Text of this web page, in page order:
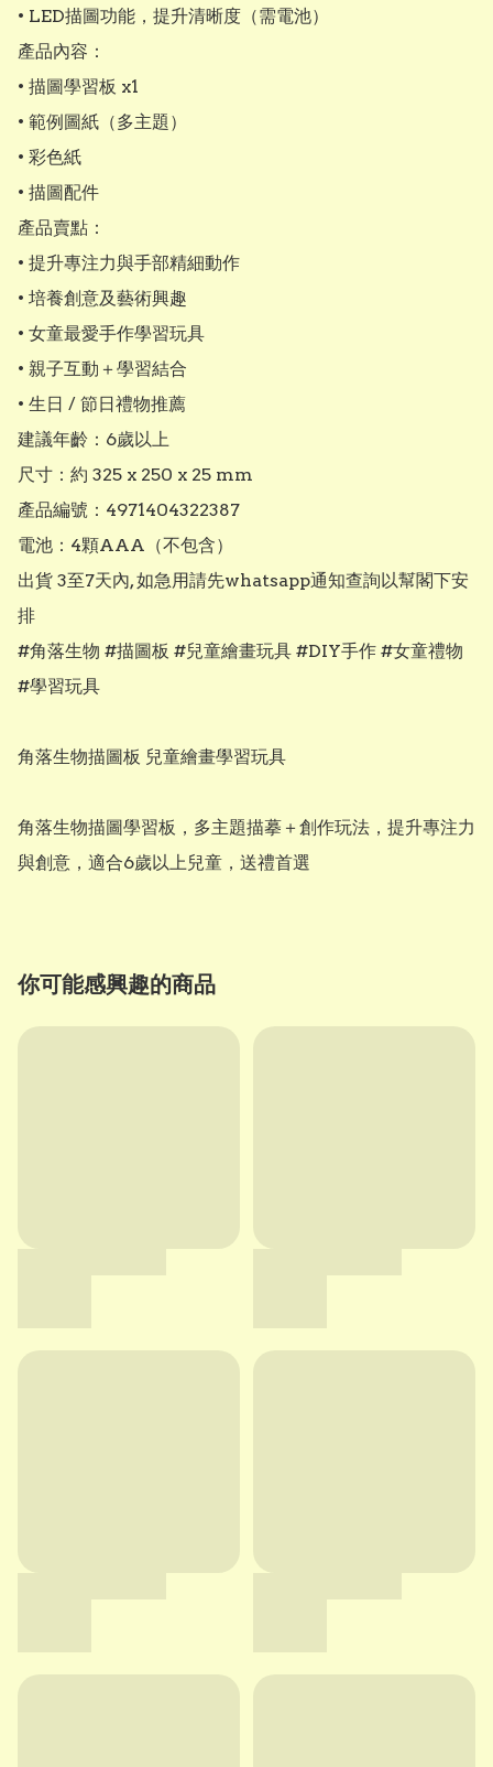
• LED描圖功能，提升清晰度（需電池）
產品內容：
• 描圖學習板 x1
• 範例圖紙（多主題）
• 彩色紙
• 描圖配件
產品賣點：
• 提升專注力與手部精細動作
• 培養創意及藝術興趣
• 女童最愛手作學習玩具
• 親子互動＋學習結合
• 生日 / 節日禮物推薦
建議年齡：6歲以上
尺寸：約 325 x 250 x 25 mm
產品編號：4971404322387
電池：4顆AAA（不包含）
出貨 3至7天內, 如急用請先whatsapp通知查詢以幫閣下安
排
#角落生物 #描圖板 #兒童繪畫玩具 #DIY手作 #女童禮物
#學習玩具
角落生物描圖板 兒童繪畫學習玩具
角落生物描圖學習板，多主題描摹＋創作玩法，提升專注力
與創意，適合6歲以上兒童，送禮首選
你可能感興趣的商品